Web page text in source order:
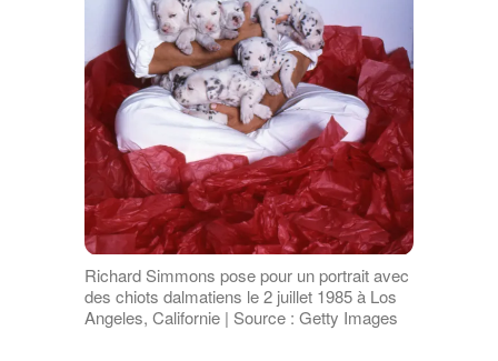
Richard Simmons pose pour un portrait avec
des chiots dalmatiens le 2 juillet 1985 à Los
Angeles, Californie | Source : Getty Images